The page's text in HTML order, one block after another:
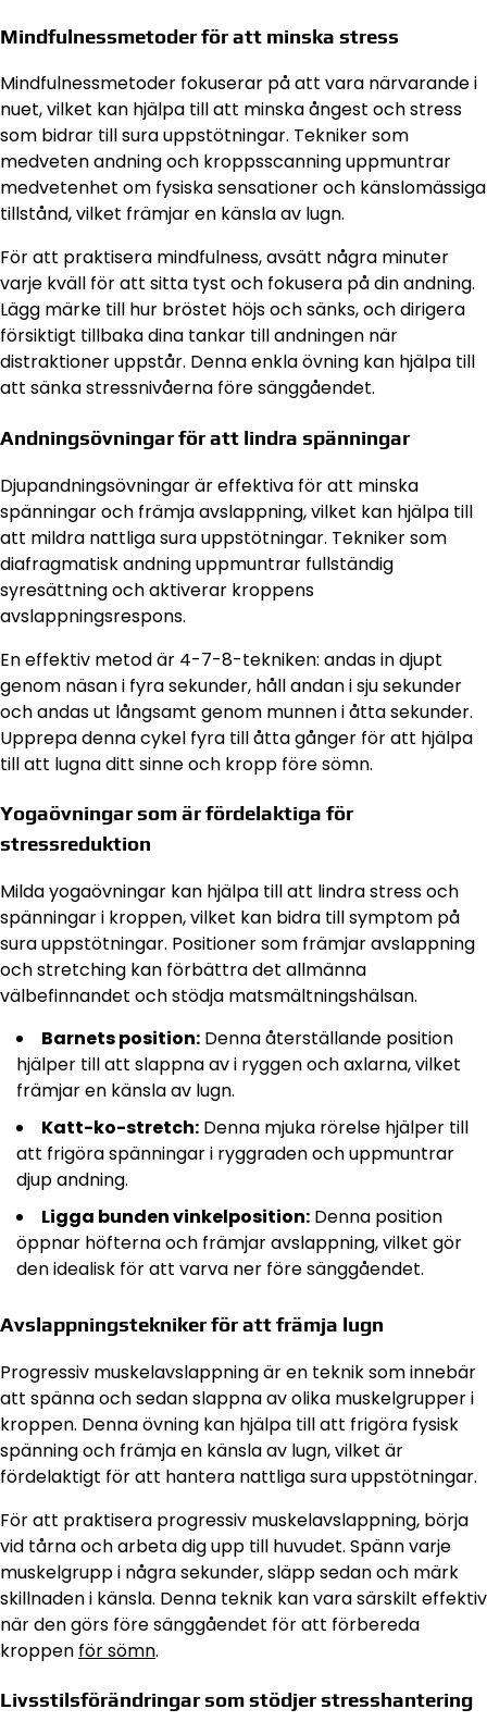
Mindfulnessmetoder för att minska stress
Mindfulnessmetoder fokuserar på att vara närvarande i
nuet, vilket kan hjälpa till att minska ångest och stress
som bidrar till sura uppstötningar. Tekniker som
medveten andning och kroppsscanning uppmuntrar
medvetenhet om fysiska sensationer och känslomässiga
tillstånd, vilket främjar en känsla av lugn.
För att praktisera mindfulness, avsätt några minuter
varje kväll för att sitta tyst och fokusera på din andning.
Lägg märke till hur bröstet höjs och sänks, och dirigera
försiktigt tillbaka dina tankar till andningen när
distraktioner uppstår. Denna enkla övning kan hjälpa till
att sänka stressnivåerna före sänggåendet.
Andningsövningar för att lindra spänningar
Djupandningsövningar är effektiva för att minska
spänningar och främja avslappning, vilket kan hjälpa till
att mildra nattliga sura uppstötningar. Tekniker som
diafragmatisk andning uppmuntrar fullständig
syresättning och aktiverar kroppens
avslappningsrespons.
En effektiv metod är 4-7-8-tekniken: andas in djupt
genom näsan i fyra sekunder, håll andan i sju sekunder
och andas ut långsamt genom munnen i åtta sekunder.
Upprepa denna cykel fyra till åtta gånger för att hjälpa
till att lugna ditt sinne och kropp före sömn.
Yogaövningar som är fördelaktiga för
stressreduktion
Milda yogaövningar kan hjälpa till att lindra stress och
spänningar i kroppen, vilket kan bidra till symptom på
sura uppstötningar. Positioner som främjar avslappning
och stretching kan förbättra det allmänna
välbefinnandet och stödja matsmältningshälsan.
Barnets position: Denna återställande position
hjälper till att slappna av i ryggen och axlarna, vilket
främjar en känsla av lugn.
Katt-ko-stretch: Denna mjuka rörelse hjälper till
att frigöra spänningar i ryggraden och uppmuntrar
djup andning.
Ligga bunden vinkelposition: Denna position
öppnar höfterna och främjar avslappning, vilket gör
den idealisk för att varva ner före sänggåendet.
Avslappningstekniker för att främja lugn
Progressiv muskelavslappning är en teknik som innebär
att spänna och sedan slappna av olika muskelgrupper i
kroppen. Denna övning kan hjälpa till att frigöra fysisk
spänning och främja en känsla av lugn, vilket är
fördelaktigt för att hantera nattliga sura uppstötningar.
För att praktisera progressiv muskelavslappning, börja
vid tårna och arbeta dig upp till huvudet. Spänn varje
muskelgrupp i några sekunder, släpp sedan och märk
skillnaden i känsla. Denna teknik kan vara särskilt effektiv
när den görs före sänggåendet för att förbereda
kroppen för sömn.
Livsstilsförändringar som stödjer stresshantering